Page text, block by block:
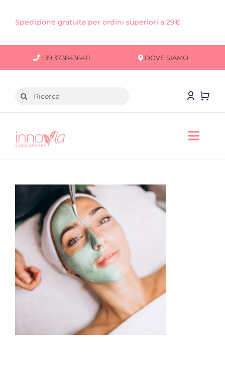
Spedizione gratuita per ordini superiori a 29€
+39 3738436411 DOVE SIAMO
Cerca
CORPO
CAPELLI
FITOTERAPICI
SOLARI